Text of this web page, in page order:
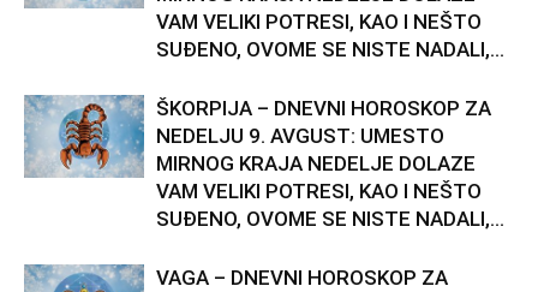
VAM VELIKI POTRESI, KAO I NEŠTO
SUĐENO, OVOME SE NISTE NADALI,...
ŠKORPIJA – DNEVNI HOROSKOP ZA
NEDELJU 9. AVGUST: UMESTO
MIRNOG KRAJA NEDELJE DOLAZE
VAM VELIKI POTRESI, KAO I NEŠTO
SUĐENO, OVOME SE NISTE NADALI,...
VAGA – DNEVNI HOROSKOP ZA